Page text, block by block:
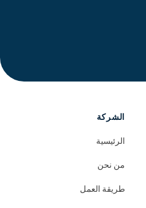
الشركة
الرئيسية
من نحن
طريقة العمل